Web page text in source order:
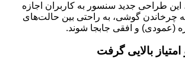
طراحی جدید سنسور به کاربران اجازه
به چرخاندن گوشی، به راحتی بین حالت‌های
(عمودی) و افقی جابجا شوند.